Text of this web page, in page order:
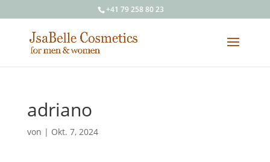
+41 79 258 80 23
adriano
von | Okt. 7, 2024